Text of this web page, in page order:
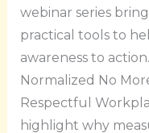
webinar series
practical tools to
awareness to
Normalized No
Respectful
highlight why
tool
for
prevention